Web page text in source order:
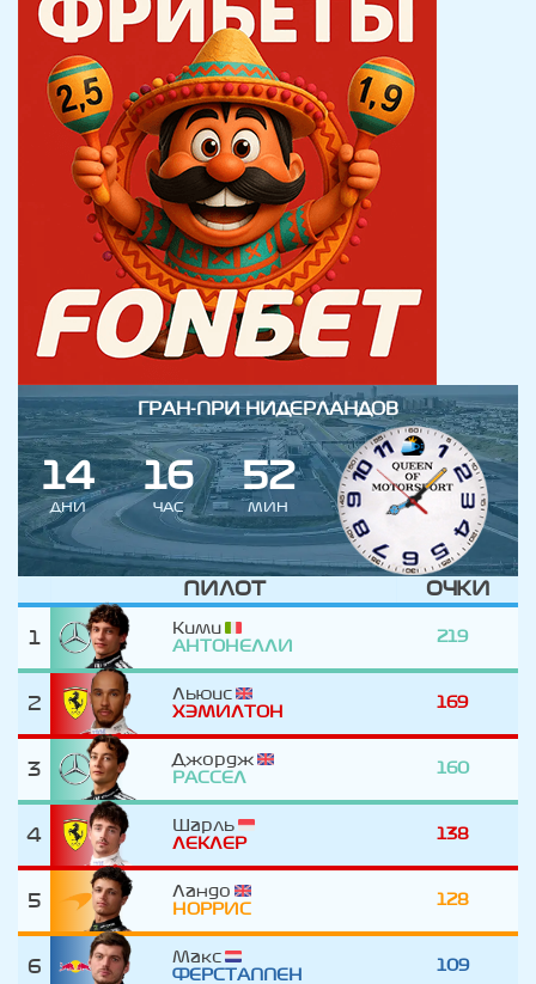
ГРАН-ПРИ НИДЕРЛАНДОВ
14
ДНИ
16
ЧАС
52
МИН
ПИЛОТ ОЧКИ
1
Кими
АНТОНЕЛЛИ
219
2
Льюис
ХЭМИЛТОН
169
3
Джордж
РАССЕЛ
160
4
Шарль
ЛЕКЛЕР
138
5
Ландо
НОРРИС
128
6
Макс
ФЕРСТАППЕН
109